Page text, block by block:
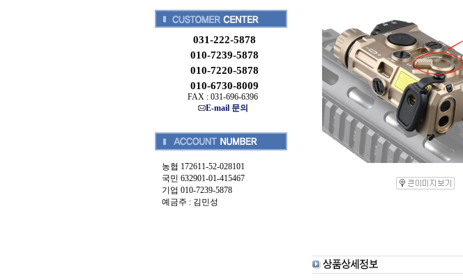
031-222-5878
010-7239-5878
010-7220-5878
010-6730-8009
FAX : 031-696-6396
E-mail 문의
농협 172611-52-028101
국민 632901-01-415467
기업 010-7239-5878
예금주 : 김민성